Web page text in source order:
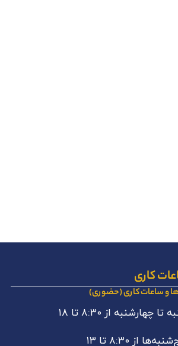
کاری
و ساعات کاری (حضوری)
تا چهارشنبه از ۸:۳۰ تا ۱۸
از ۸:۳۰ تا ۱۳